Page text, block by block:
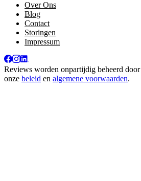
Over Ons
Blog
Contact
Storingen
Impressum
Reviews worden onpartijdig beheerd door
onze beleid en algemene voorwaarden.